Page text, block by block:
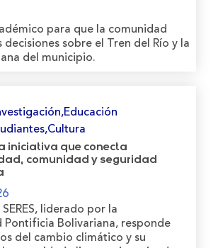
para que la comunidad
sobre el Tren del Río y la
del municipio.
iniciativa que conecta
comunidad y seguridad
liderado por la
Pontificia Bolivariana, responde
del cambio climático y su